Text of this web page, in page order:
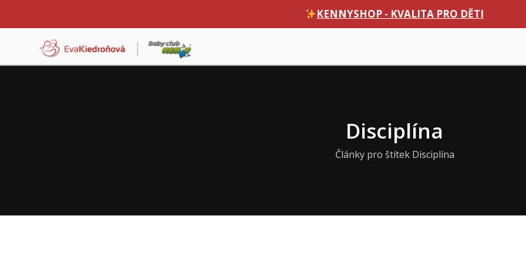
KENNYSHOP - KVALITA PRO DĚTI
Disciplína
Články pro štítek Disciplína